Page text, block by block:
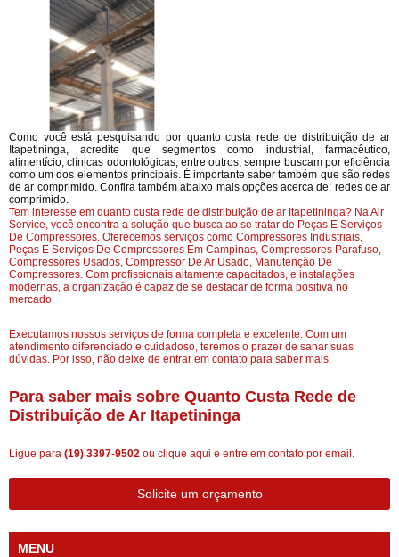
Como você está pesquisando por quanto custa rede de distribuição de ar
Itapetininga, acredite que segmentos como industrial, farmacêutico,
alimentício, clínicas odontológicas, entre outros, sempre buscam por eficiência
como um dos elementos principais. É importante saber também que são redes
de ar comprimido. Confira também abaixo mais opções acerca de: redes de ar
comprimido.
Tem interesse em quanto custa rede de distribuição de ar Itapetininga? Na Air
Service, você encontra a solução que busca ao se tratar de Peças E Serviços
De Compressores. Oferecemos serviços como Compressores Industriais,
Peças E Serviços De Compressores Em Campinas, Compressores Parafuso,
Compressores Usados, Compressor De Ar Usado, Manutenção De
Compressores. Com profissionais altamente capacitados, e instalações
modernas, a organização é capaz de se destacar de forma positiva no
mercado.
Executamos nossos serviços de forma completa e excelente. Com um
atendimento diferenciado e cuidadoso, teremos o prazer de sanar suas
dúvidas. Por isso, não deixe de entrar em contato para saber mais.
Para saber mais sobre Quanto Custa Rede de
Distribuição de Ar Itapetininga
Ligue para (19) 3397-9502 ou clique aqui e entre em contato por email.
Solicite um orçamento
MENU